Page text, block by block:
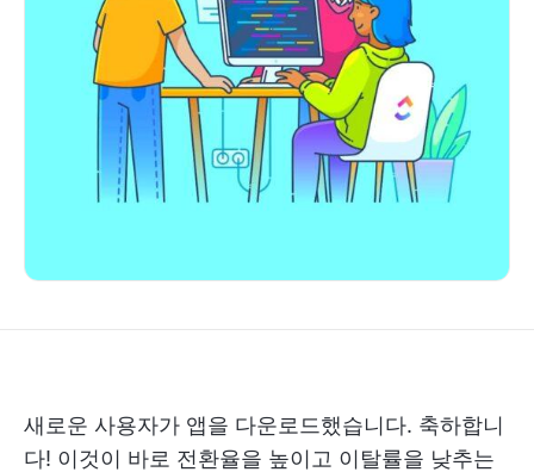
새로운 사용자가 앱을 다운로드했습니다. 축하합니
다! 이것이 바로 전환율을 높이고 이탈률을 낮추는